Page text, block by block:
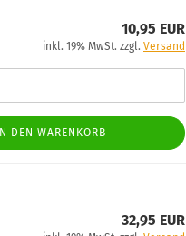
10,95 EUR
inkl. 19% MwSt. zzgl. Versand
IN DEN WARENKORB
32,95 EUR